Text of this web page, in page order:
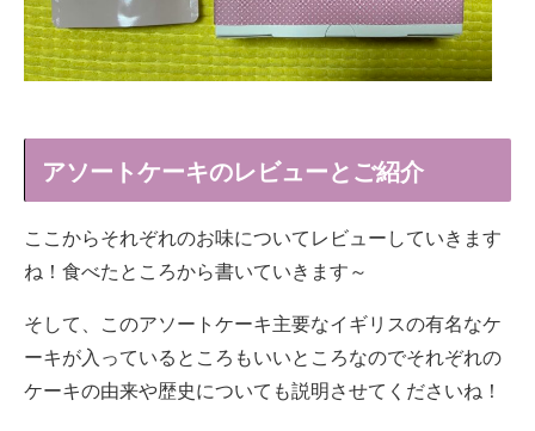
アソートケーキのレビューとご紹介
ここからそれぞれのお味についてレビューしていきます
ね！食べたところから書いていきます～
そして、このアソートケーキ主要なイギリスの有名なケ
ーキが入っているところもいいところなのでそれぞれの
ケーキの由来や歴史についても説明させてくださいね！